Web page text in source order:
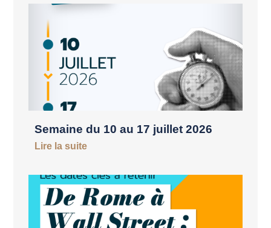
Semaine du 10 au 17 juillet 2026
Lire la suite